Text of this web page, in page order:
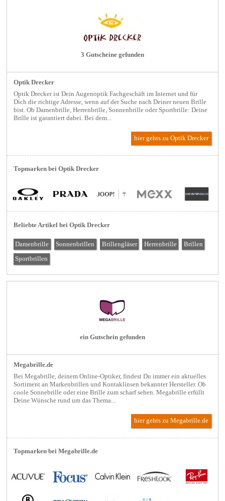
3 Gutscheine gefunden
Optik Drecker
Optik Drecker ist Dein Augenoptik Fachgeschäft im Internet und für
Dich die richtige Adresse, wenn auf der Suche nach Deiner neuen Brille
bist. Ob Damenbrille, Herrenbrille, Sonnenbrille oder Sportbrille: Deine
Brille ist garantiert dabei. Bei dem...
hier gehts zu Optik Drecker
Topmarken bei Optik Drecker
Beliebte Artikel bei Optik Drecker
Damenbrille Sonnenbrillen Brillengläser Herrenbrille Brillen
Sportbrillen
ein Gutschein gefunden
Megabrille.de
Bei Megabrille, deinem Online-Optiker, findest Du immer ein aktuelles
Sortiment an Markenbrillen und Kontaklinsen bekannter Hersteller. Ob
coole Sonnebrille oder eine Brille zum scharf sehen. Megabrille erfüllt
Deine Wünsche rund um das Thema...
hier gehts zu Megabrille.de
Topmarken bei Megabrille.de